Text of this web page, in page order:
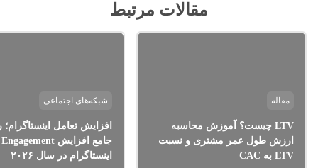
مقالات مرتبط
مقاله
LTV چیست؟ آموزش محاسبه
ارزش طول عمر مشتری و نسبت
LTV به CAC
شبکه‌های اجتماعی
افزایش تعامل اینستاگرام؛
جامع افزایش Engagement
اینستاگرام در سال ۲۰۲۶